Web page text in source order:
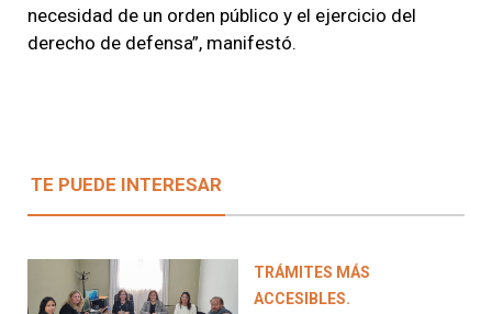
necesidad de un orden público y el ejercicio del
derecho de defensa”, manifestó.
TE PUEDE INTERESAR
TRÁMITES MÁS
ACCESIBLES.